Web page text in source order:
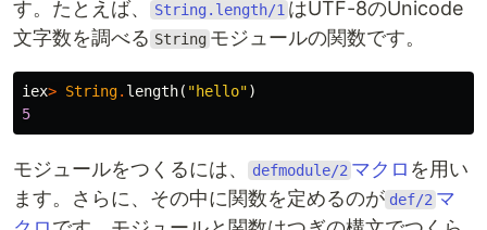
す。たとえば、
String.length/1 はUTF-8のUnicode
文字数を調べる String モジュールの関数です。
iex> String. length( "hello")
5
モジュールをつくるには、 defmodule/2 マクロ を用い
ます。さらに、その中に関数を定めるのが def/2 マ